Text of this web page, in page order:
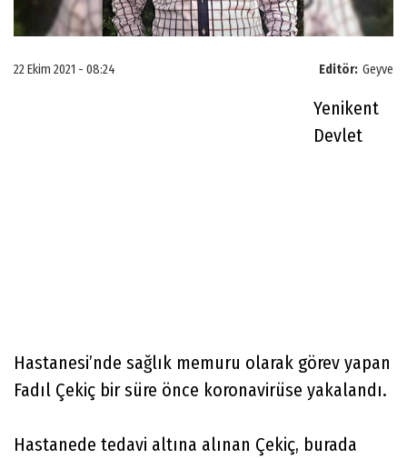
Editör: Geyve
22 Ekim 2021 - 08:24
Yenikent
Devlet
Hastanesi’nde sağlık memuru olarak görev yapan
Fadıl Çekiç bir süre önce koronavirüse yakalandı.
Hastanede tedavi altına alınan Çekiç, burada